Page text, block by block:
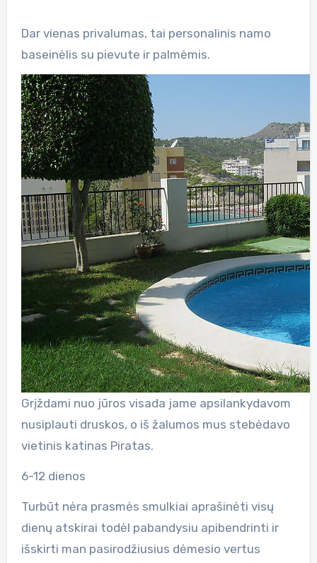
Dar vienas privalumas, tai personalinis namo
baseinėlis su pievute ir palmėmis.
Grįždami nuo jūros visada jame apsilankydavom
nusiplauti druskos, o iš žalumos mus stebėdavo
vietinis katinas Piratas.
6-12 dienos
Turbūt nėra prasmės smulkiai aprašinėti visų
dienų atskirai todėl pabandysiu apibendrinti ir
išskirti man pasirodžiusius dėmesio vertus